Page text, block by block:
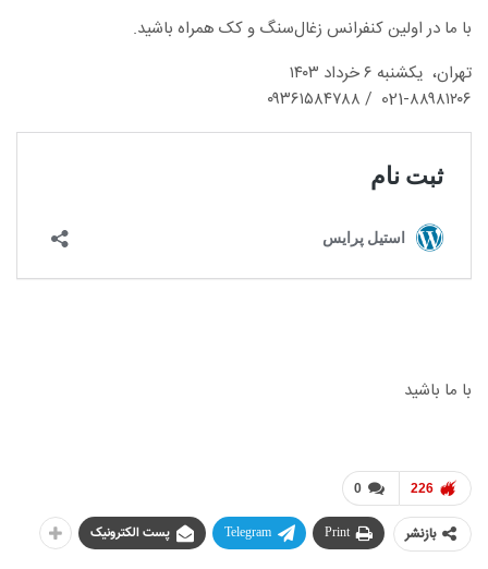
با ما در اولین کنفرانس زغال‌سنگ و کک همراه باشید.
تهران، یکشنبه ۶ خرداد ۱۴۰۳
021-۸۸۹۸۱۲۰۶ / ۰۹۳۶۱۵۸۴۷۸۸
با ما باشید
0 226
بازنشر Print
Telegram پست الکترونیک